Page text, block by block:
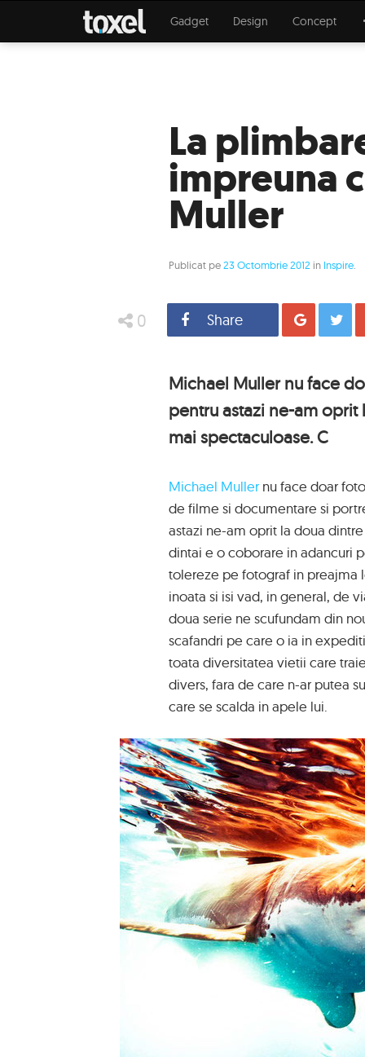
Gadget Design Concept
La
impreuna
Muller
Publicat pe23 Octombrie 2012 in Inspire
0 Share
Michael Muller nu face
pentru astazi ne-am
mai spectaculoase. C
Michael Mullernu face doar
de filme si documentare si
astazi ne-am oprit la doua
dintai e o coborare in adancuri
tolereze pe fotograf in preajma
inoata si isi vad, in general, de
doua serie ne scufundam din
scafandri pe care o ia in
toata diversitatea vietii care
divers, fara de care n-ar putea
care se scalda in apele lui.